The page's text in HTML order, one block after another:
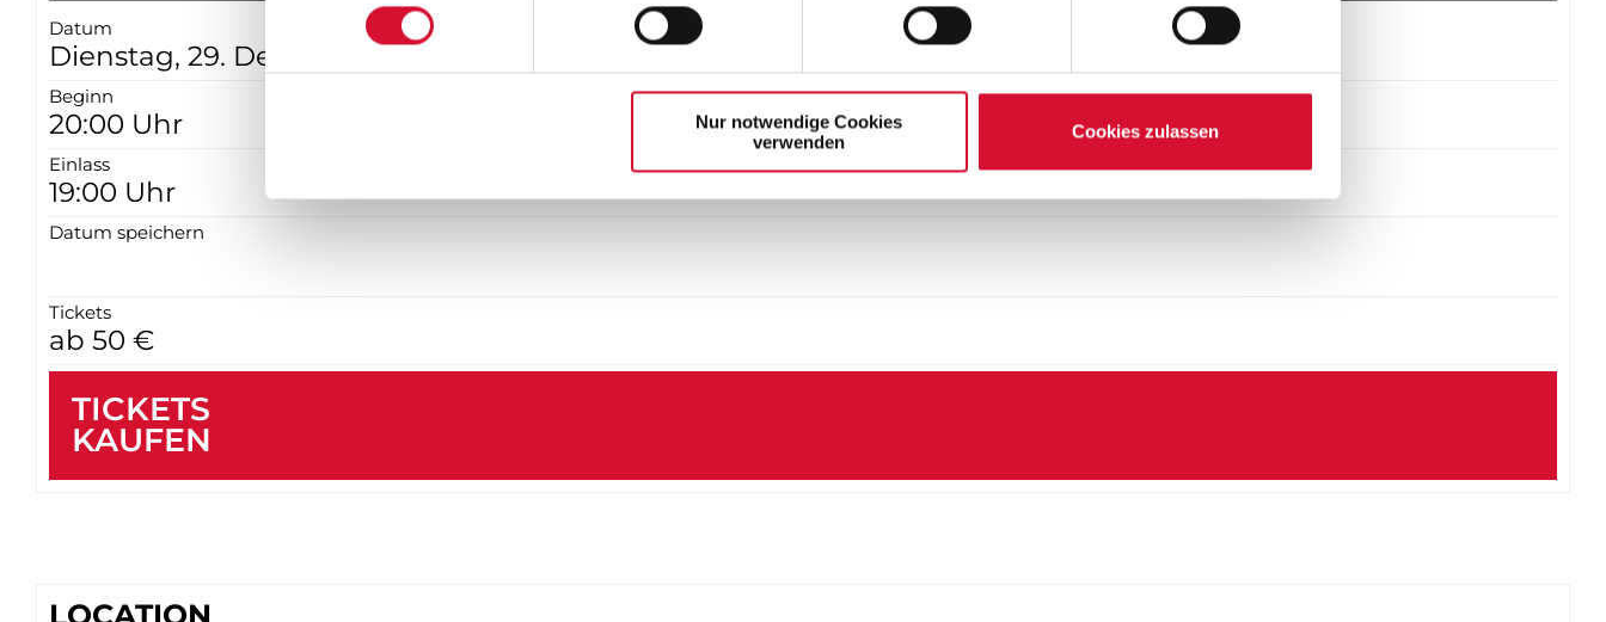
Nur notwendige Cookies
verwenden
Cookies zulassen
Datum
Dienstag, 29. Dezember 2026
Beginn
20:00 Uhr
Einlass
19:00 Uhr
Datum speichern
Tickets
ab 50 €
TICKETS
KAUFEN